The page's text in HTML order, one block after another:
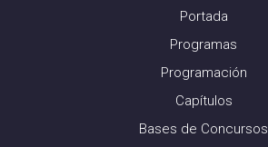
Portada
Programas
Programación
Capítulos
Bases de Concursos